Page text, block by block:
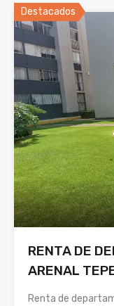
Destacados
RENTA DE
ARENAL
Renta de